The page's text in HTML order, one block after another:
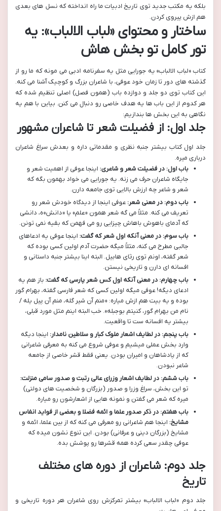
بلکه یه مکتب جدید توی تاریخ ادبیات ما راه انداخته که نسل های بعدی
هم ازش پیروی کردن.
ساختار و محتوای «لباب الالباب»: یه
تور کامل تو بخش هاش
کتاب «لباب الالباب» یه جورایی مثل یه سفرنامه ادبی می مونه که ما رو از
گذشته های دور تا زمان خود عوفی، با شاعران بزرگ و کوچیک آشنا می کنه.
این کتاب توی دو جلد و دوازده باب (همون فصل) اصلی تنظیم شده که
هر کدوم از این باب ها یه هدف خاصی رو دنبال می کنن. بیاین با هم یه
نگاهی به این بخش ها بندازیم:
جلد اول: از فضیلت شعر تا شاعران مشهور
جلد اول کتاب بیشتر جنبه نظری و مقدماتی داره و بعدش سراغ شاعران
درباری میره.
باب اول: در فضیلت شعر و شاعری: اینجا عوفی از اهمیت شعر و
جایگاه شاعران حرف می زنه. یه جورایی می خواد بهمون بگه که
شعر و شاعر چه ارزش بالایی توی جامعه دارن.
باب دوم: در معنی شعر: عوفی اینجا از دیدگاه خودش شعر رو
تعریف می کنه. مثلاً می گه شعر همون «علم» یا «دانش»ه، دانشی
که آدمای باهوش باهاش چیزایی رو می فهمن که بقیه نمی تونن.
باب سوم: در معنی آنکه اول شعر که گفت: اینجا عوفی یه ادعاهای
جالبی مطرح می کنه، مثلاً میگه حضرت آدم اولین کسی بوده که
شعر گفته، اونم توی رثای هابیل. البته اینا بیشتر جنبه داستانی و
افسانه ای دارن و تاریخی نیستن.
باب چهارم: در معنی آنکه اول کس شعر پارسی که گفت: باز هم یه
ادعای دیگه! عوفی میگه اولین کسی که شعر فارسی گفته، بهرام گور
بوده و یه بیت هم ازش میاره: «منم آن شیر گله، منم آن پیل یله /
نام من بهرام گور، کنیتم بوجبله». خب البته اینم مثل مورد قبلی،
بیشتر یه افسانه ست تا واقعیت.
باب پنجم: در لطایف اشعار ملوک کبار و سلاطین نامدار: اینجا دیگه
وارد بخش عملی میشیم و عوفی شروع می کنه به معرفی شاعرانی
که از پادشاهان و امیران بودن. یعنی فقط قشر خاصی از جامعه
شاعر نبودن.
باب ششم: در لطایف اشعار وزرای عالی رتبت و صدور سامی منزلت:
تو این بخش، سراغ وزرا و صدور (بزرگان و شخصیت های دولتی)
میره که شعر می گفتن و نمونه هایی از اشعارشون رو میاره.
باب هفتم: در ذکر صدور علما و ائمه فضلا و بعضی از فواید انفاس
مشایخ: اینجا هم شاعرانی رو معرفی می کنه که از بین علما، ائمه و
مشایخ (بزرگان دینی و عرفانی) بودن. این تنوع نشون میده که
عوفی چقدر سعی کرده همه قشرها رو پوشش بده.
جلد دوم: شاعران از دوره های مختلف
تاریخ
جلد دوم «لباب الالباب» بیشتر تمرکزش روی شاعران هر دوره تاریخی و